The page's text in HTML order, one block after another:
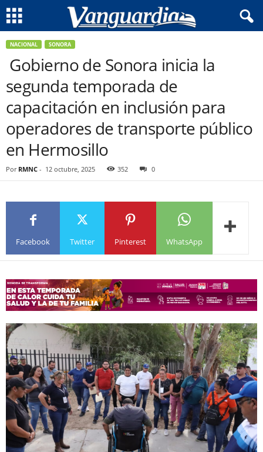
NACIONAL SONORA
Gobierno de Sonora inicia la
segunda temporada de
capacitación en inclusión para
operadores de transporte público
en Hermosillo
Por RMNC - 12 octubre, 2025 352 0
Facebook Twitter Pinterest WhatsApp